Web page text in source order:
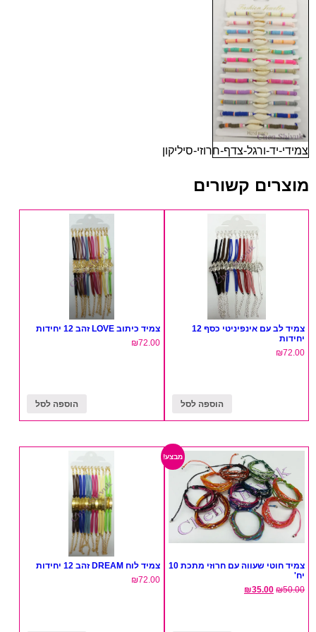
צמידי-יד-ורגל-צדף-חרוזי-סיליקון
מוצרים קשורים
צמיד לב עם אינפיניטי כסף 12
יחידות
₪72.00
הוספה לסל
צמיד כיתוב LOVE זהב 12 יחידות
₪72.00
הוספה לסל
מבצע!
צמיד חוטי שעווה עם חרוזי מתכת 10
יח'
₪50.00
₪35.00
צמיד לוח DREAM זהב 12 יחידות
₪72.00